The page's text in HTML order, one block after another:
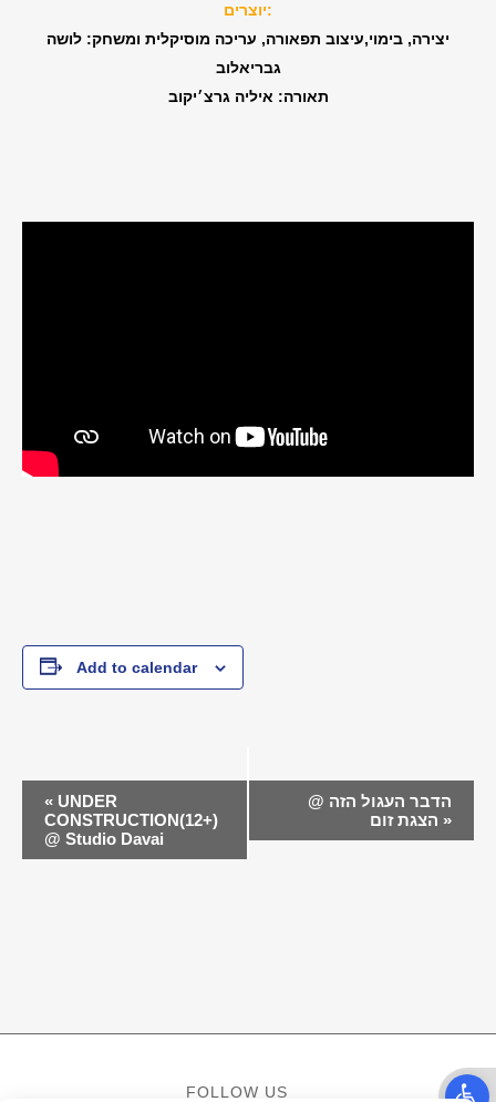
Open
יוצרים:
יצירה, בימוי,עיצוב תפאורה, עריכה מוסיקלית ומשחק: לושה
גבריאלוב
תאורה: איליה גרצ׳יקוב
Add to calendar
EVENT
NAVIGATION
« UNDER
CONSTRUCTION(12+)
@ Studio Davai
הדבר העגול הזה @
»
FOLLOW US